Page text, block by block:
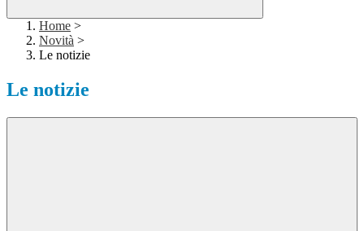
Home >
Novità >
Le notizie
Le notizie